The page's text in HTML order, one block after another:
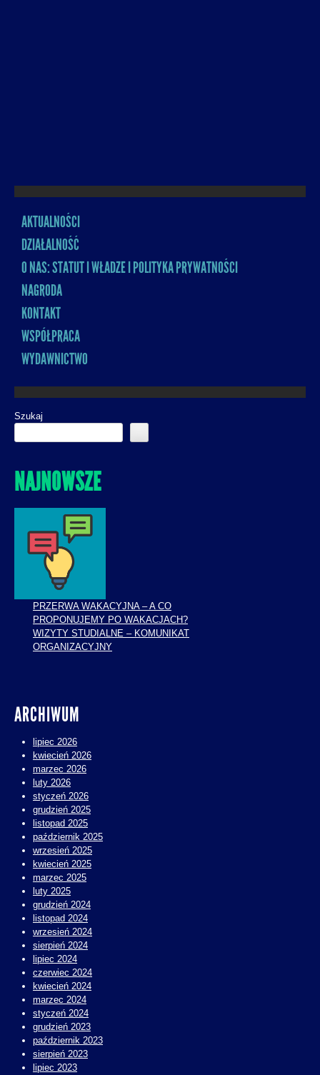
MENU
AKTUALNOŚCI
DZIAŁALNOŚĆ
O NAS: STATUT I WŁADZE I POLITYKA PRYWATNOŚCI
NAGRODA
KONTAKT
WSPÓŁPRACA
WYDAWNICTWO
Szukaj
NAJNOWSZE
PRZERWA WAKACYJNA – A CO
PROPONUJEMY PO WAKACJACH?
WIZYTY STUDIALNE – KOMUNIKAT
ORGANIZACYJNY
ARCHIWUM
lipiec 2026
kwiecień 2026
marzec 2026
luty 2026
styczeń 2026
grudzień 2025
listopad 2025
październik 2025
wrzesień 2025
kwiecień 2025
marzec 2025
luty 2025
grudzień 2024
listopad 2024
wrzesień 2024
sierpień 2024
lipiec 2024
czerwiec 2024
kwiecień 2024
marzec 2024
styczeń 2024
grudzień 2023
październik 2023
sierpień 2023
lipiec 2023